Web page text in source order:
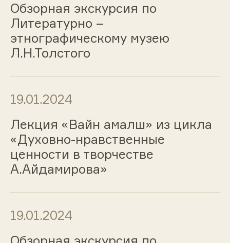
Обзорная экскурсия по
Литературно –
этнографическому музею
Л.Н.Толстого
19.01.2024
Лекция «Вайн амалш» из цикла
«Духовно-нравственные
ценности в творчестве
А.Айдамирова»
19.01.2024